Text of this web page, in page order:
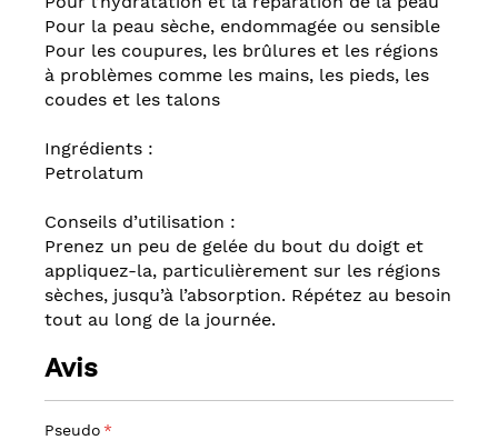
Pour la peau sèche, endommagée ou sensible
Pour les coupures, les brûlures et les régions
à problèmes comme les mains, les pieds, les
coudes et les talons
Ingrédients :
Petrolatum
Conseils d’utilisation :
Prenez un peu de gelée du bout du doigt et
appliquez-la, particulièrement sur les régions
sèches, jusqu’à l’absorption. Répétez au besoin
tout au long de la journée.
Avis
Pseudo